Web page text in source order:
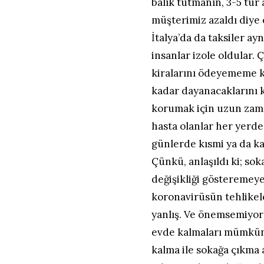
müşterimiz azaldı diye
İtalya’da da taksiler
insanlar izole oldular.
kiralarını ödeyememe
kadar
korumak için uzun
hasta olanlar her
günlerde kısmi ya da
Çünkü, anlaşıldı ki;
değişikliği
koronavirüsün
yanlış. Ve
evde kalmaları
kalma ile sokağa